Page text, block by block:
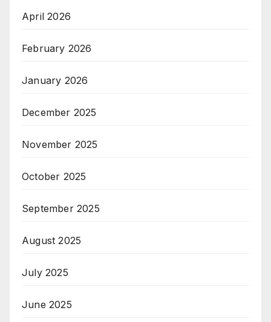
April 2026
February 2026
January 2026
December 2025
November 2025
October 2025
September 2025
August 2025
July 2025
June 2025